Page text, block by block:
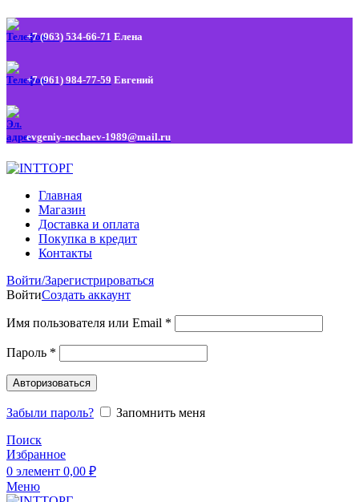
+7 (963) 534-66-71 Елена
+7 (961) 984-77-59 Евгений
evgeniy-nechaev-1989@mail.ru
Главная
Магазин
Доставка и оплата
Покупка в кредит
Контакты
Войти/Зарегистрироваться
ВойтиСоздать аккаунт
Имя пользователя или Email *
Пароль *
Авторизоваться
Забыли пароль?
Запомнить меня
Поиск
Избранное
0 элемент 0,00 ₽
Меню